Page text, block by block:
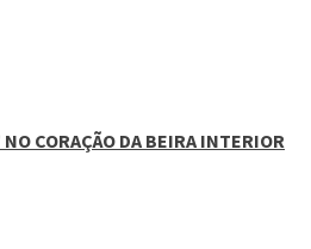
CORAÇÃO DA BEIRA INTERIOR